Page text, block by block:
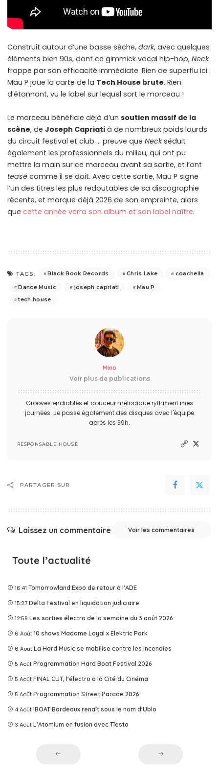
Construit autour d’une basse sèche, dark, avec quelques
éléments bien 90s, dont ce gimmick vocal hip-hop, Neck
frappe par son efficacité immédiate. Rien de superflu ici :
Mau P joue la carte de la Tech House brute. Rien
d’étonnant, vu le label sur lequel sort le morceau !
Le morceau bénéficie déjà d’un soutien massif de la
scène, de Joseph Capriati à de nombreux poids lourds
du circuit festival et club … preuve que Neckséduit
également les professionnels du milieu, qui ont pu
mettre la main sur ce morceau avant sa sortie, et l’ont
teasé comme il se doit. Avec cette sortie, Mau P signe
l’un des titres les plus redoutables de sa discographie
récente, et marque déjà 2026 de son empreinte, alors
que cette année verra son album et son label naître.
TAGS: Black Book Records Chris Lake
coachella
Dance Music
joseph capriati
Mau P
tech house
Mino
Voir plus de publications
Grooves endiablés et douceur mélodique rythment mes
journées. Je passe également des disques avec l'équipe
après les 39h.
RESPONSABLE HOUSE
PARTAGER SUR
Laissez un commentaire Voir les commentaires
Toute l’actualité
16:41 Tomorrowland Expo de retour à l'ADE
15:27 Delta Festival en liquidation judiciaire
12:59 Les sorties électro de la semaine du 3 août 2026
6 Août 10 shows Madame Loyal x Elektric Park
6 Août La Hard Music se mobilise contre les incendies
5 Août Programmation Hard Boat Festival 2026
5 Août FINAL CUT, l'électro à la Cité du Cinéma
5 Août Programmation Street Parade 2026
4 Août IBOAT Bordeaux renaît sous le nom d'Ublo
3 Août L’Atomium en fusion avec Tîesto